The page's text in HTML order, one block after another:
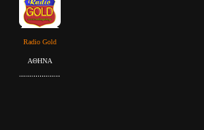
Radio Gold
ΑΘΗΝΑ